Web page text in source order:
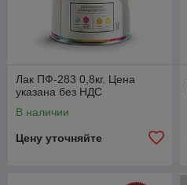
Лак ПФ-283 0,8кг. Цена
указана без НДС
В наличии
Цену уточняйте